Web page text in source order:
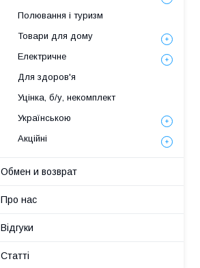
Полювання і туризм
Товари для дому
Електричне
Для здоров'я
Уцінка, б/у, некомплект
Українською
Акційні
Обмен и возврат
Про нас
Відгуки
Статті